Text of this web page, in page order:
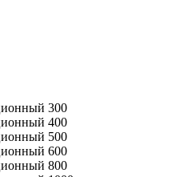
300
400
500
600
800